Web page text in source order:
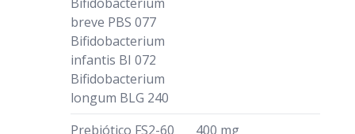
breve PBS 077
Bifidobacterium
infantis BI 072
Bifidobacterium
longum BLG 240
Prebiótico FS2-60 400 mg